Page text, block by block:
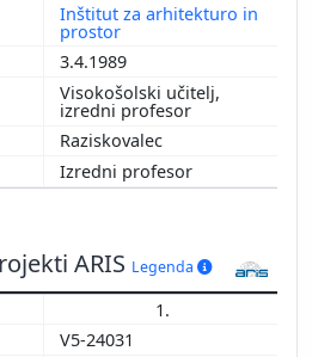
Inštitut za arhitekturo in
prostor
3.4.1989
Visokošolski učitelj,
izredni profesor
Raziskovalec
Izredni profesor
ARIS Legenda
1.
V5-24031